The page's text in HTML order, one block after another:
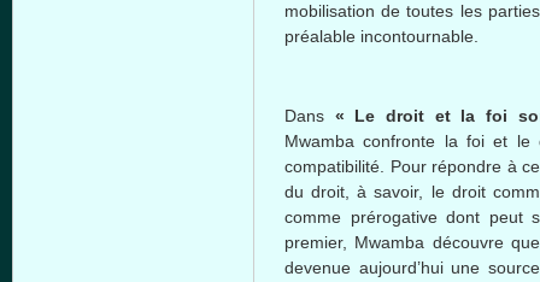
mobilisation detoutes les
préalable incontournable
Dans « Ledroit et lafoi
Mwamba confronte la foiet le
compatibilité . Pour répondre à
dudroit ,à savoir, le droit
comme prérogative dont peut
premier, Mwamba découvre que
devenue aujourd’hui une